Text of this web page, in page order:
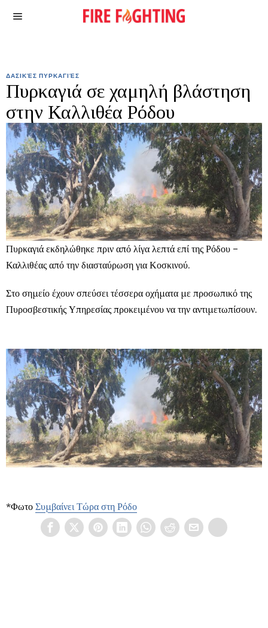
ΔΑΣΙΚΈΣ ΠΥΡΚΑΓΙΈΣ
Πυρκαγιά σε χαμηλή βλάστηση
στην Καλλιθέα Ρόδου
Πυρκαγιά εκδηλώθηκε πριν από λίγα λεπτά επί της Ρόδου –
Καλλιθέας από την διασταύρωση για Κοσκινού.
Στο σημείο έχουν σπεύσει τέσσερα οχήματα με προσωπικό της
Πυροσβεστικής Υπηρεσίας προκειμένου να την αντιμετωπίσουν.
*Φωτο Συμβαίνει Τώρα στη Ρόδο